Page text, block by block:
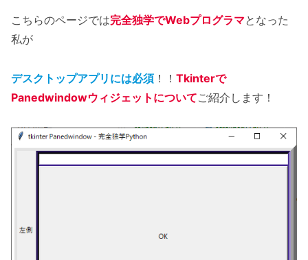
こちらのページでは完全独学でWebプログラマとなった
私が
デスクトップアプリには必須 ！！ Tkinterで
Panedwindowウィジェットについてご紹介します！